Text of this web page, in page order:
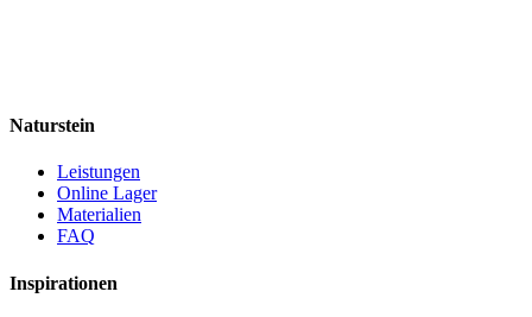
Naturstein
Leistungen
Online Lager
Materialien
FAQ
Inspirationen